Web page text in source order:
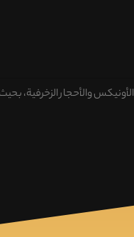
والأحجار الزخرفية،